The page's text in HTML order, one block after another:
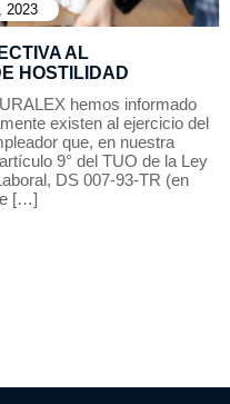
2023
AL
HOSTILIDAD
hemos informado
existen al ejercicio del
que, en nuestra
9° del TUO de la Ley
DS 007-93-TR (en
[…]